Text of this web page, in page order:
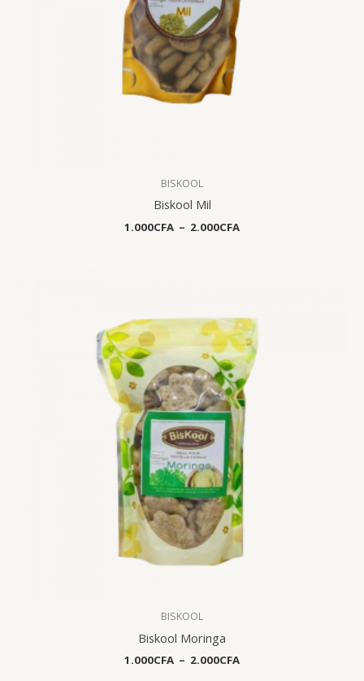
BISKOOL
Biskool Mil
1.000CFA – 2.000CFA
BISKOOL
Biskool Moringa
1.000CFA – 2.000CFA
1.000CFA
à
2.000CFA